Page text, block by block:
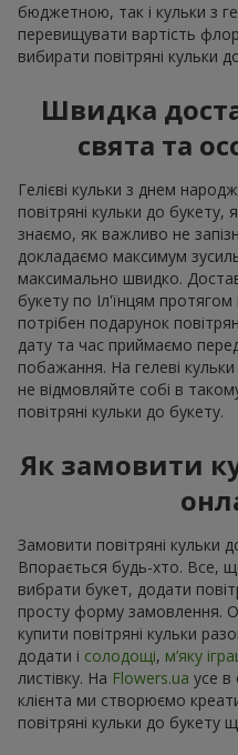
бюджетною, так і кульки з
перевищувати вартість
вибирати повітряні кульки
Швидка
свята та
Гелієві кульки з днем
повітряні кульки до
знаємо, як важливо не
докладаємо максимум
максимально швидко.
букету по Іл'їнцям
потрібен подарунок
дату та час приймаємо
побажання. На гелеві
не відмовляйте собі в
повітряні кульки до букету.
Як замовити
Замовити повітряні кульки
Впорається будь-хто. Все,
вибрати букет, додати
просту форму замовлення.
купити повітряні кульки
додати і солодощі, м’яку
листівку. На Flowers.ua усе в
клієнта ми створюємо
повітряні кульки до букету